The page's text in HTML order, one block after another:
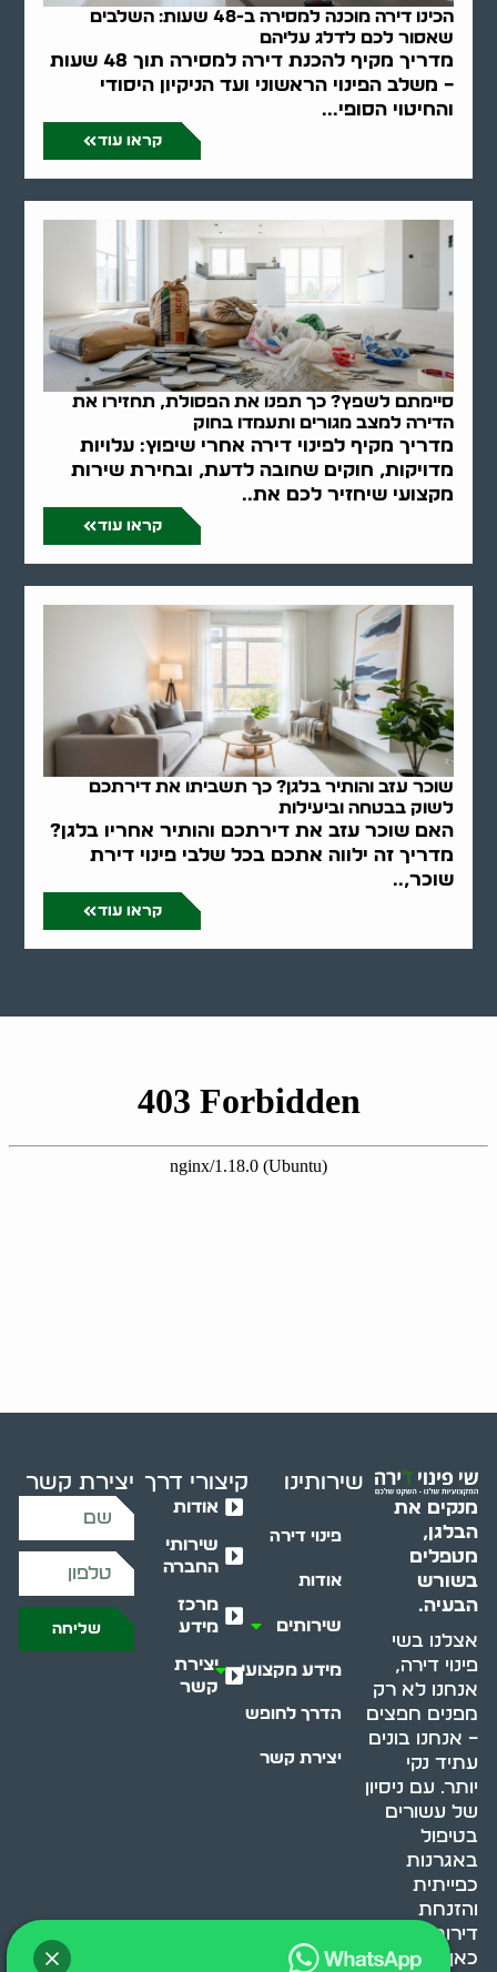
הכינו דירה מוכנה למסירה ב-48 שעות: השלבים
שאסור לכם לדלג עליהם
מדריך מקיף להכנת דירה למסירה תוך 48 שעות
– משלב הפינוי הראשוני ועד הניקיון היסודי
והחיטוי הסופי...
קראו עוד
סיימתם לשפץ? כך תפנו את הפסולת, תחזירו את
הדירה למצב מגורים ותעמדו בחוק
מדריך מקיף לפינוי דירה אחרי שיפוץ: עלויות
מדויקות, חוקים שחובה לדעת, ובחירת שירות
מקצועי שיחזיר לכם את..
קראו עוד
שוכר עזב והותיר בלגן? כך תשביתו את דירתכם
לשוק בבטחה וביעילות
האם שוכר עזב את דירתכם והותיר אחריו בלגן?
מדריך זה ילווה אתכם בכל שלבי פינוי דירת
שוכר,..
קראו עוד
מנקים את
הבלגן,
מטפלים
בשורש
הבעיה.
אצלנו בשי
פינוי דירה,
אנחנו לא רק
מפנים חפצים
– אנחנו בונים
עתיד נקי
יותר. עם ניסיון
של עשורים
בטיפול
באגרנות
כפייתית
והזנחת
דירות, אנחנו
כאן כדי לעזור
שירותינו
פינוי דירה
אודות
שירותים
מידע מקצועי
הדרך לחופש
יצירת קשר
קיצורי דרך
אודות
שירותי
החברה
מרכז
מידע
יצירת
קשר
יצירת קשר
שליחה